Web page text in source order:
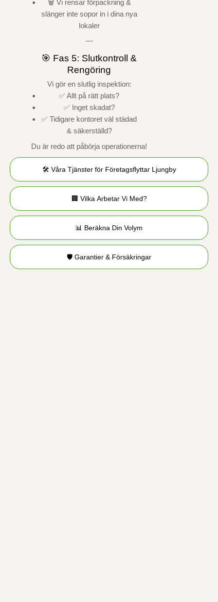
🛠️ Våra Tjänster för Företagsflyttar Ljungby
🏢 Vilka Arbetar Vi Med?
📊 Beräkna Din Volym
🛡️ Garantier & Försäkringar
🗑️ Vi rensar förpackning &
slänger inte sopor in i dina nya
lokaler
—
🎯 Fas 5: Slutkontroll &
Rengöring
Vi gör en slutlig inspektion:
✅ Allt på rätt plats?
✅ Inget skadat?
✅ Tidigare kontoret väl städad
& säkerställd?
Du är redo att påbörja operationerna!